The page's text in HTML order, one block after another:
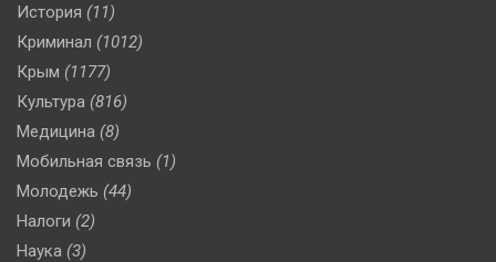
История (11)
Криминал (1012)
Крым (1177)
Культура (816)
Медицина (8)
Мобильная связь (1)
Молодежь (44)
Налоги (2)
Наука (3)